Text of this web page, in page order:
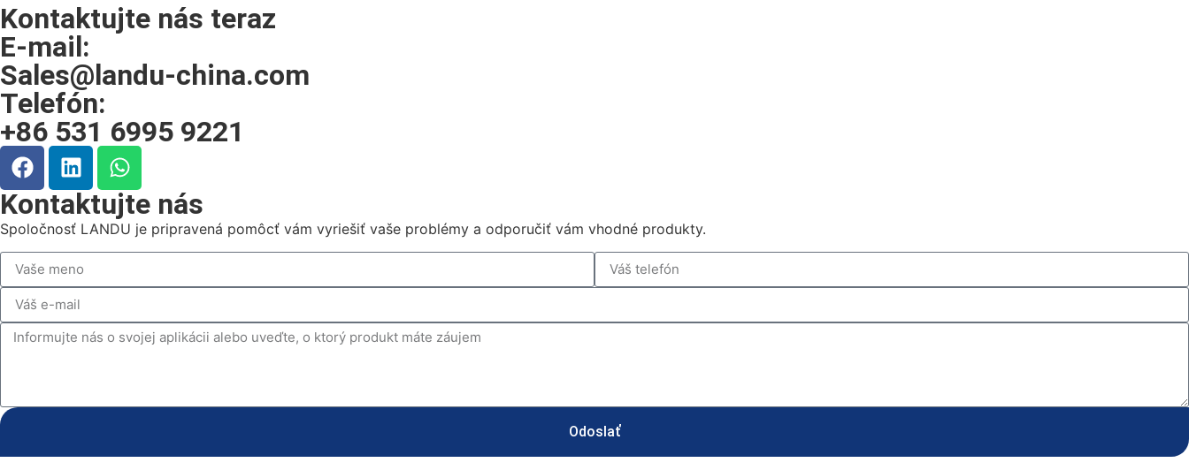
Kontaktujte nás teraz
E-mail:
Sales@landu-china.com
Telefón:
+86 531 6995 9221
Kontaktujte nás
Spoločnosť LANDU je pripravená pomôcť vám vyriešiť vaše problémy a odporučiť vám vhodné produkty.
Odoslať